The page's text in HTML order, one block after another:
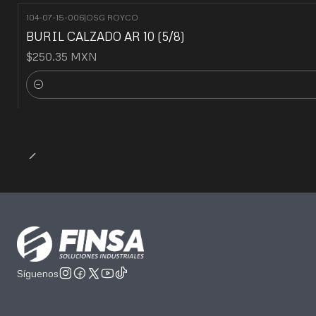
104-07-15-006|OSG ROYCO
BURIL CALZADO AR 10 (5/8)
$250.35 MXN
Cantidad
Síguenos